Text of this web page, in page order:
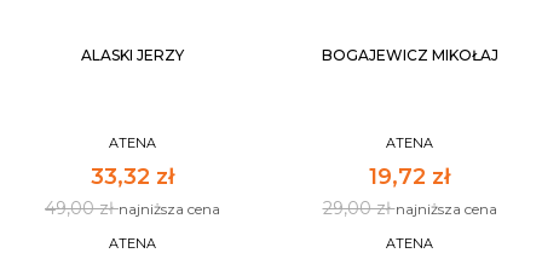
ALASKI JERZY
ATENA
33,32 zł
49,00 złnajniższa cena
ATENA
BOGAJEWICZ MIKOŁAJ
ATENA
19,72 zł
29,00 złnajniższa cena
ATENA